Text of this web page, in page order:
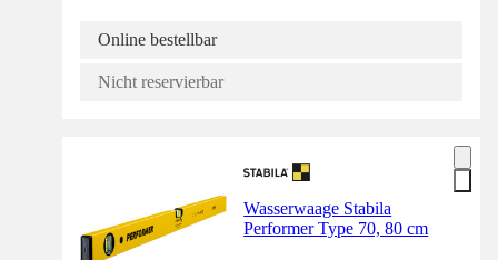
Online bestellbar
Nicht reservierbar
Wasserwaage Stabila
Performer Type 70, 80 cm